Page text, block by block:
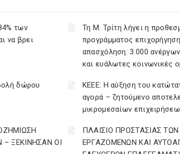
των
να βρει
Τη Μ. Τρίτη λήγει η
προγράμματος
απασχόληση: 3.000
και ευάλωτες κοινωνικές
δώρου
ΚΕΕΕ: Η αύξηση του
αγορά – ζητούμενο
μικρομεσαίων
ΞΕΚΙΝΗΣΑΝ ΟΙ
ΠΛΑΙΣΙΟ ΠΡΟΣΤΑΣΙΑΣ ΤΩΝ
ΕΡΓΑΖΟΜΕΝΩΝ ΚΑΙ